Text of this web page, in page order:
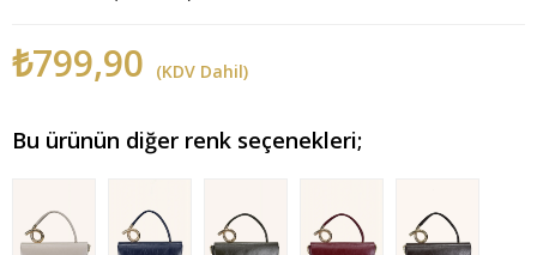
₺799,90 (KDV Dahil)
Bu ürünün diğer renk seçenekleri;